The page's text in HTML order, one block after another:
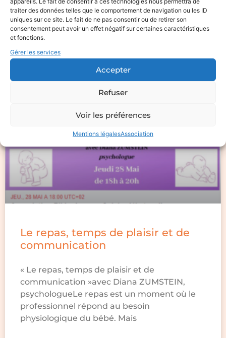
traiter des données telles que le comportement de navigation ou les ID
uniques sur ce site. Le fait de ne pas consentir ou de retirer son
consentement peut avoir un effet négatif sur certaines caractéristiques
et fonctions.
Gérer les services
Accepter
Refuser
Voir les préférences
Mentions légalesAssociation
…/comment-respecter-les-gestes-b…
LIRE LA SUITE »
Aucun commentaire
Le repas, temps de plaisir et de
communication
« Le repas, temps de plaisir et de
communication »avec Diana ZUMSTEIN,
psychologueLe repas est un moment où le
professionnel répond au besoin
physiologique du bébé. Mais